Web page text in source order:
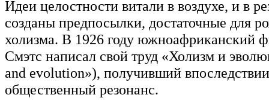
Идеи целостности витали в воздухе, и в
созданы предпосылки, достаточные для
холизма. В 1926 году южноафриканский
Смэтс написал свой труд «Холизм и
and evolution»), получивший
общественный резонанс.